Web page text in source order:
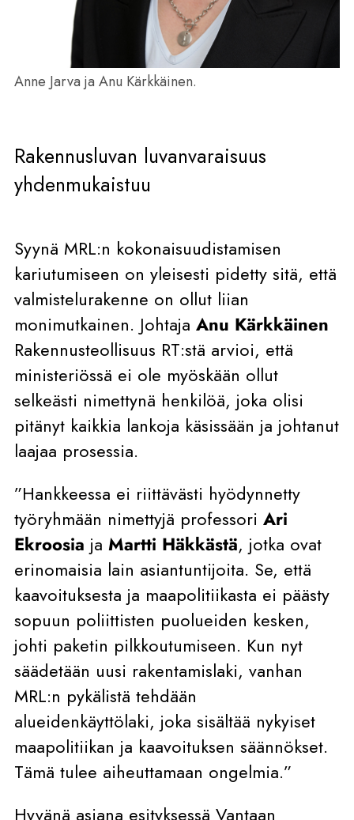
Anne Jarva ja Anu Kärkkäinen.
Rakennusluvan luvanvaraisuus
yhdenmukaistuu
Syynä MRL:n kokonaisuudistamisen
kariutumiseen on yleisesti pidetty sitä, että
valmistelurakenne on ollut liian
monimutkainen. Johtaja Anu Kärkkäinen
Rakennusteollisuus RT:stä arvioi, että
ministeriössä ei ole myöskään ollut
selkeästi nimettynä henkilöä, joka olisi
pitänyt kaikkia lankoja käsissään ja johtanut
laajaa prosessia.
”Hankkeessa ei riittävästi hyödynnetty
työryhmään nimettyjä professori Ari
Ekroosia ja Martti Häkkästä, jotka ovat
erinomaisia lain asiantuntijoita. Se, että
kaavoituksesta ja maapolitiikasta ei päästy
sopuun poliittisten puolueiden kesken,
johti paketin pilkkoutumiseen. Kun nyt
säädetään uusi rakentamislaki, vanhan
MRL:n pykälistä tehdään
alueidenkäyttölaki, joka sisältää nykyiset
maapolitiikan ja kaavoituksen säännökset.
Tämä tulee aiheuttamaan ongelmia.”
Hyvänä asiana esityksessä Vantaan